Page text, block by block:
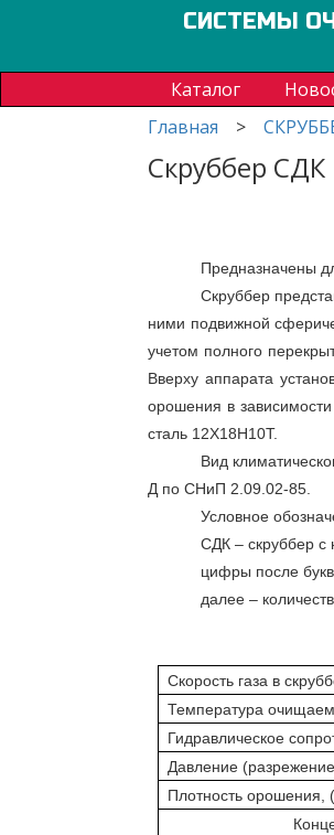
СИСТЕМЫ
Каталог
Главная
>
Скруббер СДК
Предназначены
Скруббер
ними подвижной
учетом полного
Вверху аппарата
орошения в
сталь 12Х18Н10Т.
Вид
Д по СНиП 2.09.02-85.
Условное
СДК – скруббер с
цифры после
далее –
Скорость газа в
Температура
Гидравлическое
Давление
Плотность орошения,